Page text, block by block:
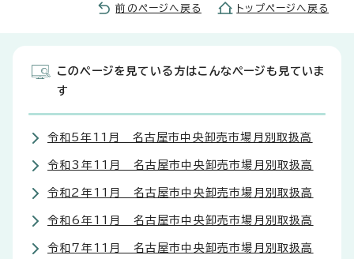
前のページへ戻る トップページへ戻る
このページを見ている方はこんなページも見ていま
す
令和5年11月 名古屋市中央卸売市場月別取扱高
令和3年11月 名古屋市中央卸売市場月別取扱高
令和2年11月 名古屋市中央卸売市場月別取扱高
令和6年11月 名古屋市中央卸売市場月別取扱高
令和7年11月 名古屋市中央卸売市場月別取扱高